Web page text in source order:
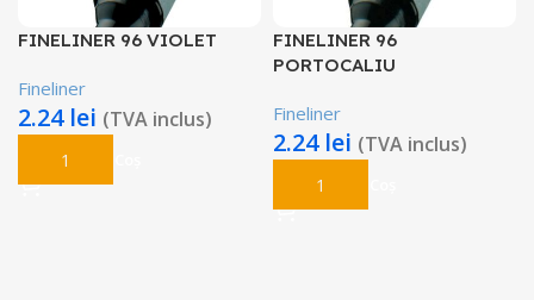
FINELINER 96 VIOLET
Fineliner
2.24 lei (TVA inclus)
Adaugă În Coș
FINELINER 96
PORTOCALIU
Fineliner
2.24 lei (TVA inclus)
Adaugă În Coș